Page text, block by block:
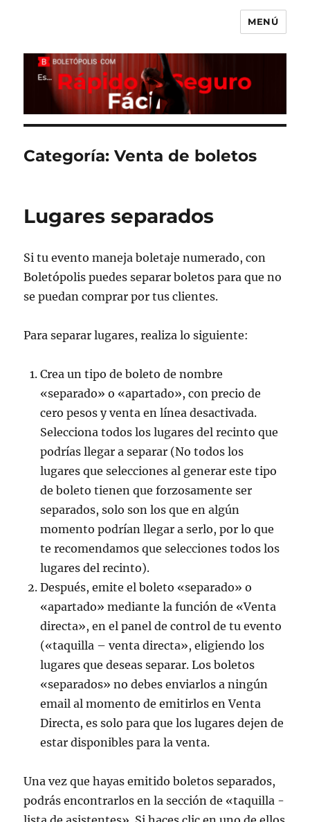
MENÚ
Categoría:Venta de boletos
Lugares separados
Si tu evento maneja boletaje numerado, con
Boletópolis puedes separar boletos para que no
se puedan comprar por tus clientes.
Para separar lugares, realiza lo siguiente:
Crea un tipo de boleto de nombre
«separado» o «apartado», con precio de
cero pesos y venta en línea desactivada.
Selecciona todos los lugares del recinto que
podrías llegar a separar (No todos los
lugares que selecciones al generar este tipo
de boleto tienen que forzosamente ser
separados, solo son los que en algún
momento podrían llegar a serlo, por lo que
te recomendamos que selecciones todos los
lugares del recinto).
Después, emite el boleto «separado» o
«apartado» mediante la función de «Venta
directa», en el panel de control de tu evento
(«taquilla – venta directa», eligiendo los
lugares que deseas separar. Los boletos
«separados» no debes enviarlos a ningún
email al momento de emitirlos en Venta
Directa, es solo para que los lugares dejen de
estar disponibles para la venta.
Una vez que hayas emitido boletos separados,
podrás encontrarlos en la sección de «taquilla -